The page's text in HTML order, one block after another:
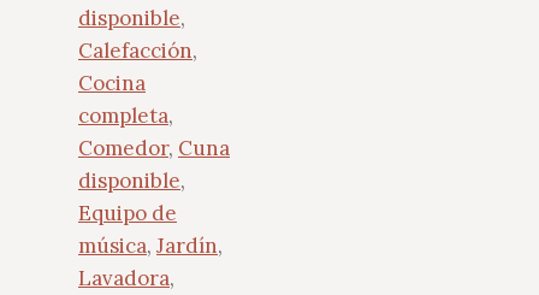
disponible,
Calefacción,
Cocina
completa,
Comedor, Cuna
disponible,
Equipo de
música, Jardín,
Lavadora,